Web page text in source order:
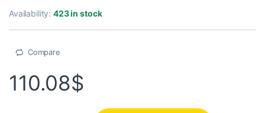
Availability:423 in stock
Compare
110.08$